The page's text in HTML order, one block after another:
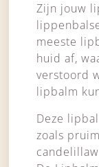
Zijn jouw
meeste
huid af,
verstoord
lipbalm
Deze
zoals